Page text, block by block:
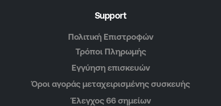
Support
Πολιτική Επιστροφών
Τρόποι Πληρωμής
Εγγύηση επισκευών
Όροι αγοράς μεταχειρισμένης συσκευής
Έλεγχος 66 σημείων